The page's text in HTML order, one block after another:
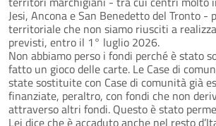
Jesi, Ancona e San Benedetto del Tronto -
territoriale che non siamo riusciti a
previsti, entro il 1° luglio 2026.
Non abbiamo perso i fondi perché è stato
fatto un gioco delle carte. Le Case di
state sostituite con Case di comunità già
finanziate, peraltro, con fondi che non
attraverso altri fondi. Questo è stato
Lei dice che è accaduto anche nel resto